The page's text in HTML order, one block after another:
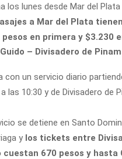
los lunes desde Mar del Plata
a Mar del Plata
pesos en primera y $3.230
– Divisadero de
con un servicio diario
las 10:30 y de Divisadero de
se detiene en Santo
y los tickets entre
cuestan 670 pesos y